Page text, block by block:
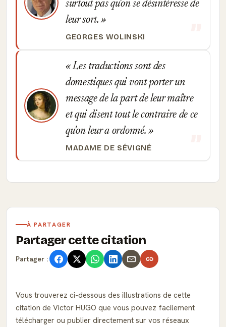
surtout pas qu'on se désintéresse de
leur sort.
GEORGES WOLINSKI
Les traductions sont des
domestiques qui vont porter un
message de la part de leur maître
et qui disent tout le contraire de ce
qu'on leur a ordonné.
MADAME DE SÉVIGNÉ
À PARTAGER
Partager cette citation
Partager :
Vous trouverez ci-dessous des illustrations de cette
citation de Victor HUGO que vous pouvez facilement
télécharger ou publier directement sur vos réseaux